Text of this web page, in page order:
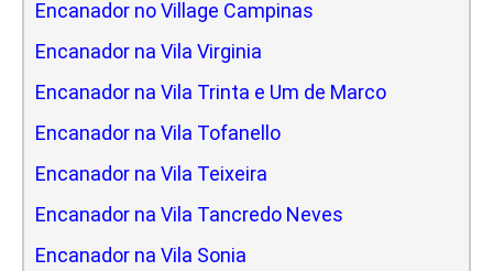
Encanador no Village Campinas
Encanador na Vila Virginia
Encanador na Vila Trinta e Um de Marco
Encanador na Vila Tofanello
Encanador na Vila Teixeira
Encanador na Vila Tancredo Neves
Encanador na Vila Sonia